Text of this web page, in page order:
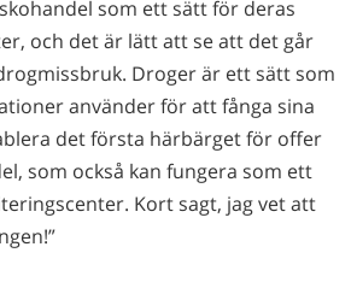
som ett sätt för deras
och det är lätt att se att det går
Droger är ett sätt som
använder för att fånga sina
det första härbärget för offer
som också kan fungera som ett
Kort sagt, jag vet att